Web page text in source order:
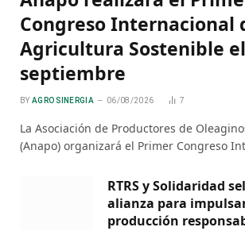
Congreso Internacional
Agricultura Sostenible
septiembre
BY AGRO SINERGIA 06/08/2026 7
La Asociación de Productores de
(Anapo) organizará el Primer Congreso
RTRS y Solidaridad
alianza para
producción